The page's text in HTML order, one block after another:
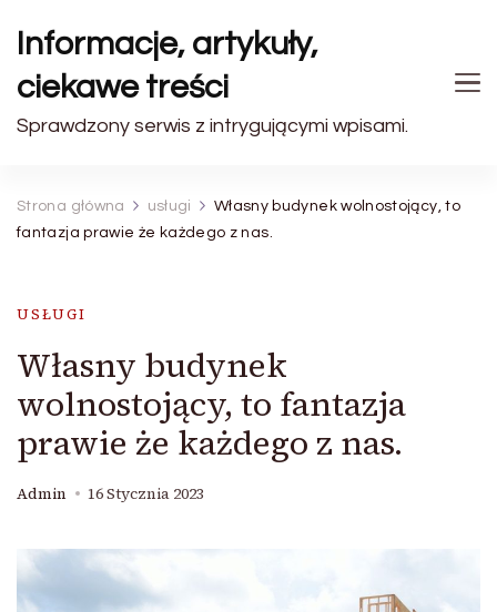
Informacje, artykuły,
ciekawe treści
Sprawdzony serwis z intrygującymi wpisami.
Strona główna usługi
Własny budynek wolnostojący, to
fantazja prawie że każdego z nas.
USŁUGI
Własny budynek
wolnostojący, to fantazja
prawie że każdego z nas.
Admin 16 Stycznia 2023